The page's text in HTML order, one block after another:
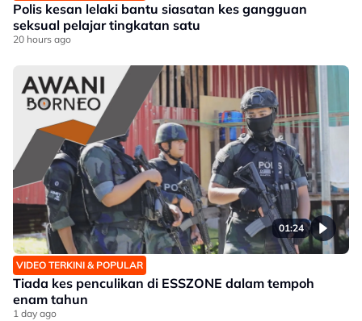
Polis kesan lelaki bantu siasatan kes gangguan
seksual pelajar tingkatan satu
20 hours ago
01:24
VIDEO TERKINI & POPULAR
Tiada kes penculikan di ESSZONE dalam tempoh
enam tahun
1 day ago